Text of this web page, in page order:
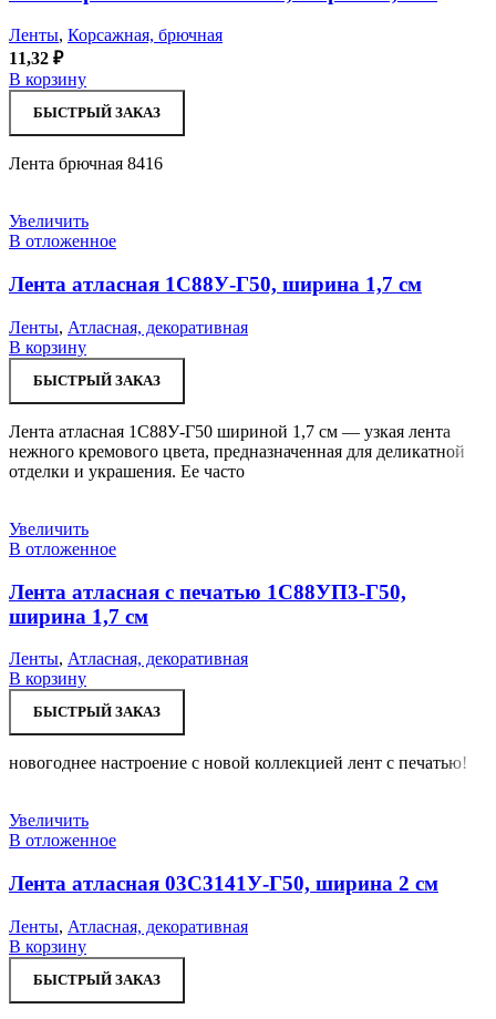
Ленты, Корсажная, брючная
11,32 ₽
В корзину
БЫСТРЫЙ ЗАКАЗ
Лента брючная 8416
Увеличить
В отложенное
Лента атласная 1С88У-Г50, ширина 1,7 см
Ленты, Атласная, декоративная
В корзину
БЫСТРЫЙ ЗАКАЗ
Лента атласная 1С88У-Г50 шириной 1,7 см — узкая лента
нежного кремового цвета, предназначенная для деликатной
отделки и украшения. Ее часто
Увеличить
В отложенное
Лента атласная с печатью 1С88УП3-Г50,
ширина 1,7 см
Ленты, Атласная, декоративная
В корзину
БЫСТРЫЙ ЗАКАЗ
новогоднее настроение с новой коллекцией лент с печатью!
Увеличить
В отложенное
Лента атласная 03С3141У-Г50, ширина 2 см
Ленты, Атласная, декоративная
В корзину
БЫСТРЫЙ ЗАКАЗ